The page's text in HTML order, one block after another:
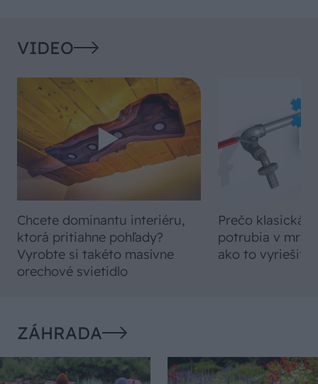
VIDEO
Chcete dominantu interiéru,
ktorá pritiahne pohľady?
Vyrobte si takéto masívne
orechové svietidlo
Prečo klasická
potrubia v
ako to vyriešiť
ZÁHRADA